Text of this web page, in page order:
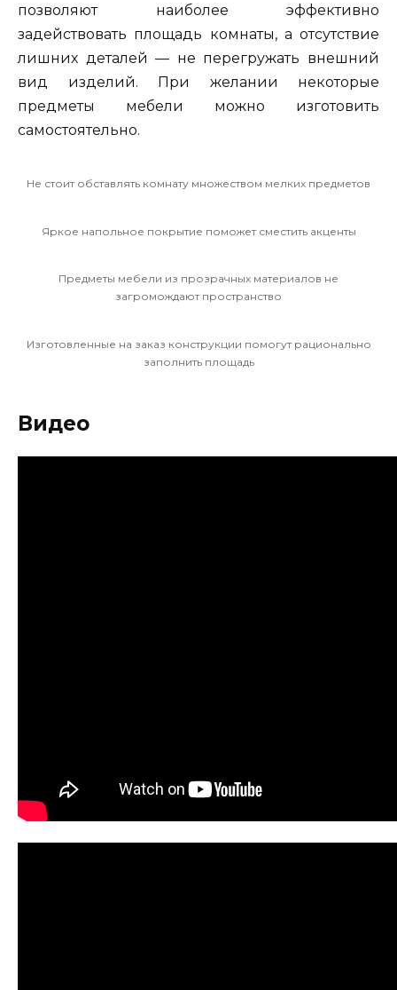
позволяют наиболее эффективно
задействовать площадь комнаты, а отсутствие
лишних деталей — не перегружать внешний
вид изделий. При желании некоторые
предметы мебели можно изготовить
самостоятельно.
Не стоит обставлять комнату множеством мелких предметов
Яркое напольное покрытие поможет сместить акценты
Предметы мебели из прозрачных материалов не
загромождают пространство
Изготовленные на заказ конструкции помогут рационально
заполнить площадь
Видео